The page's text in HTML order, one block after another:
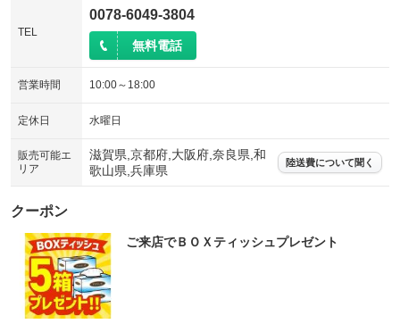
TEL
0078-6049-3804
無料電話
営業時間 10:00～18:00
定休日 水曜日
販売可能エ
リア
滋賀県,京都府,大阪府,奈良県,和
歌山県,兵庫県
陸送費について聞く
クーポン
ご来店でＢＯＸティッシュプレゼント